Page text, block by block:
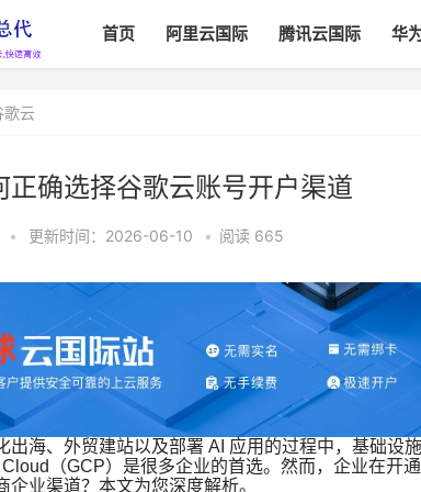
首页 阿里云国际 腾讯云国际 华
歌云
正确选择谷歌云账号开户渠道
• 更新时间：2026-06-10 • 阅读 665
出海、外贸建站以及部署 AI 应用的过程中，基础设
（GCP）是很多企业的首选。然而，企业在开
企业渠道？本文为您深度解析。